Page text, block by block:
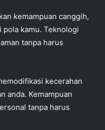
kemampuan canggih,
kamu. Teknologi
tanpa harus
kecerahan
anda. Kemampuan
tanpa harus